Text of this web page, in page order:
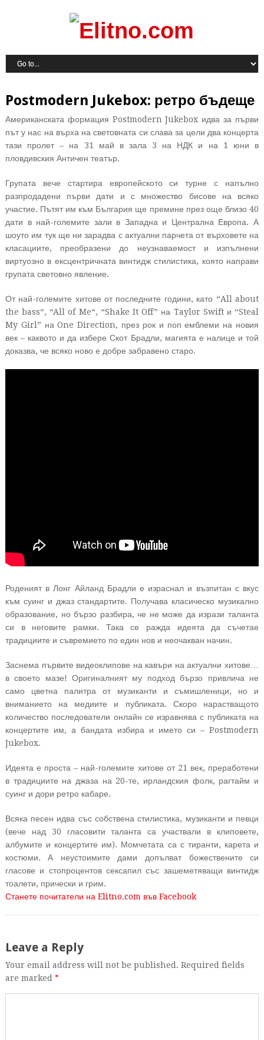
Postmodern Jukebox: ретро бъдеще
Американската формация Postmodern Jukebox идва за първи
път у нас на върха на световната си слава за цели два концерта
тази пролет – на 31 май в зала 3 на НДК и на 1 юни в
пловдивския Античен театър.
Групата вече стартира европейското си турне с напълно
разпродадени първи дати и с множество бисове на всяко
участие. Пътят им към България ще премине през още близо 40
дати в най-големите зали в Западна и Централна Европа. А
шоуто им тук ще ни зарадва с актуални парчета от върховете на
класациите, преобразени до неузнаваемост и изпълнени
виртуозно в ексцентричната винтидж стилистика, която направи
групата световно явление.
От най-големите хитове от последните години, като “All about
the bass“, “All of Me“, “Shake It Off” на Taylor Swift и “Steal
My Girl” на One Direction, през рок и поп емблеми на новия
век – каквото и да избере Скот Брадли, магията е налице и той
доказва, че всяко ново е добре забравено старо.
Роденият в Лонг Айланд Брадли е израснал и възпитан с вкус
към суинг и джаз стандартите. Получава класическо музикално
образование, но бързо разбира, че не може да изрази таланта
си в неговите рамки. Така се ражда идеята да съчетае
традициите и съвремието по един нов и неочакван начин.
Заснема първите видеоклипове на кавъри на актуални хитове…
в своето мазе! Оригиналният му подход бързо привлича не
само цветна палитра от музиканти и съмишленици, но и
вниманието на медиите и публиката. Скоро нарастващото
количество последователи онлайн се изравнява с публиката на
концертите им, а бандата избира и името си – Postmodern
Jukebox.
Идеята е проста – най-големите хитове от 21 век, преработени
в традициите на джаза на 20-те, ирландския фолк, рагтайм и
суинг и дори ретро кабаре.
Всяка песен идва със собствена стилистика, музиканти и певци
(вече над 30 гласовити таланта са участвали в клиповете,
албумите и концертите им). Момчетата са с тиранти, карета и
костюми. А неустоимите дами допълват божествените си
гласове и стопроцентов сексапил със зашеметяващи винтидж
тоалети, прически и грим.
Станете почитатели на Elitno.com във Facebook
Leave a Reply
Your email address will not be published. Required fields
are marked *